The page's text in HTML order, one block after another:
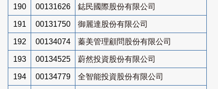
190 00131626 鋕民國際股份有限公司
191 00131750 御麗達股份有限公司
192 00134074 蓁美管理顧問股份有限公司
193 00134525 蔚然投資股份有限公司
194 00134779 全智能投資股份有限公司